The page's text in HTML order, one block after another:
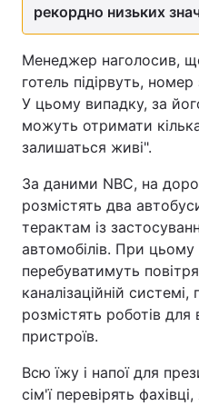
рекордно низьких
Менеджер наголосив,
готель підірвуть, номер
У цьому випадку, за
можуть отримати
залишаться живі".
За даними NBC, на
розмістять два
терактам із
автомобілів. При цьому
перебуватимуть
каналізаційній
розмістять роботів
пристроїв.
Всю їжу і напої для
сім'ї перевірять